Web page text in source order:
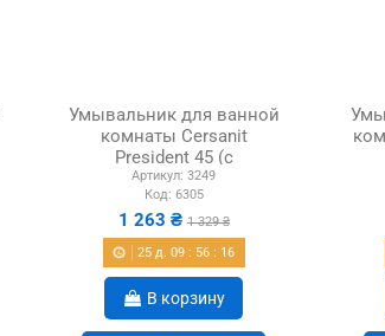
Умывальник для ванной
комнаты Cersanit
President 45 (с
отверстием)
Артикул: 3249
Код: 6305
1 263 ₴1 329 ₴
25 д. 09 : 56 : 15
В корзину